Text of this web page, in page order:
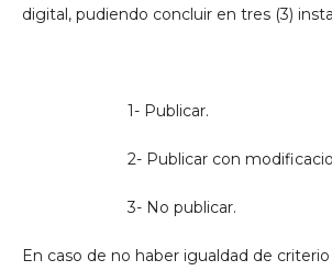
digital, pudiendo concluir en tres (3)
1- Publicar.
2- Publicar con
3- No publicar.
En caso de no haber igualdad de